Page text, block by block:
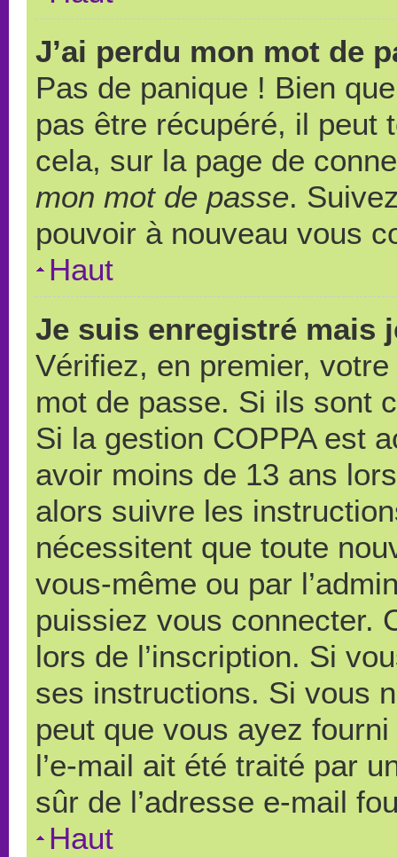
J’ai perdu mon mot de
Pas de panique ! Bien
pas être récupéré, il peut
cela, sur la page de
mon mot de passe.
pouvoir à nouveau vous
Haut
Je suis enregistré mais
Vérifiez, en premier,
mot de passe. Si ils sont
Si la gestion COPPA est
avoir moins de 13 ans
alors suivre les
nécessitent que toute
vous-même ou par
puissiez vous connecter.
lors de l’inscription. Si
ses instructions. Si vous
peut que vous ayez
l’e-mail ait été traité par
sûr de l’adresse e-mail
Haut